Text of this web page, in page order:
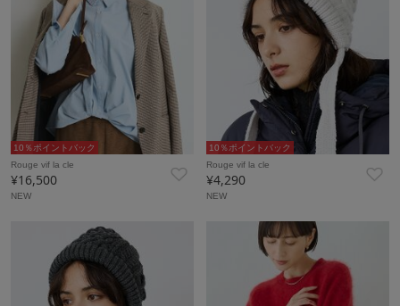
10％ポイントバック
Rouge vif la cle
¥16,500
NEW
10％ポイントバック
Rouge vif la cle
¥4,290
NEW